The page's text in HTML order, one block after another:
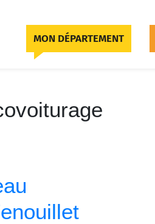
MON DÉPARTEMENT